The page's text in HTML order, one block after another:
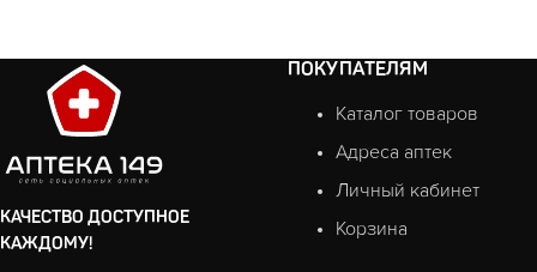
КАЧЕСТВО ДОСТУПНОЕ
КАЖДОМУ!
ПОКУПАТЕЛЯМ
Каталог товаров
Адреса аптек
Личный кабинет
Корзина